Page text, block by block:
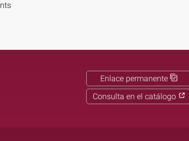
Enlace permanente
Consulta en el catálogo